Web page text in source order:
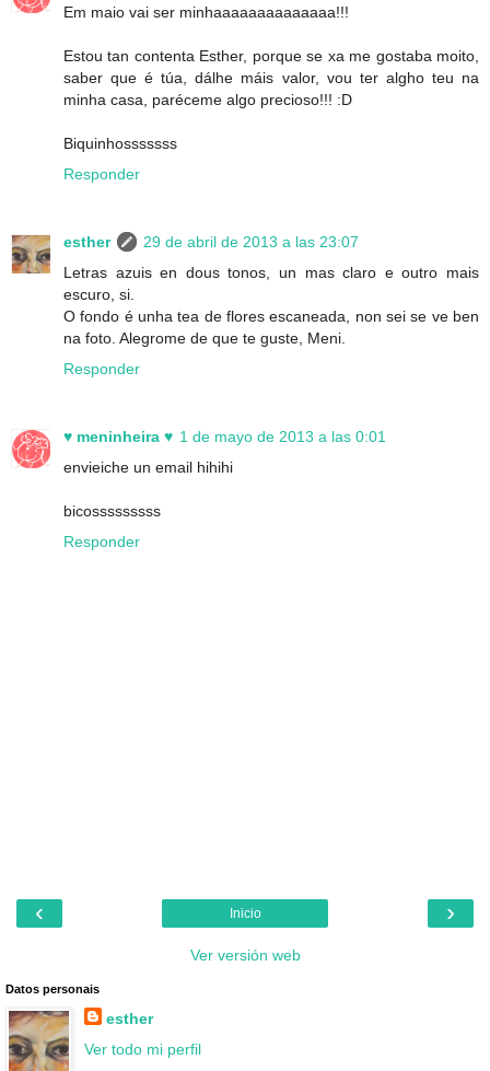
Em maio vai ser minhaaaaaaaaaaaaaa!!!
Estou tan contenta Esther, porque se xa me gostaba moito,
saber que é túa, dálhe máis valor, vou ter algho teu na
minha casa, paréceme algo precioso!!! :D
Biquinhosssssss
Responder
esther
29 de abril de 2013 a las 23:07
Letras azuis en dous tonos, un mas claro e outro mais
escuro, si.
O fondo é unha tea de flores escaneada, non sei se ve ben
na foto. Alegrome de que te guste, Meni.
Responder
♥ meninheira ♥ 1 de mayo de 2013 a las 0:01
envieiche un email hihihi
bicosssssssss
Responder
‹ ›
Inicio
Ver versión web
Datos personais
esther
Ver todo mi perfil